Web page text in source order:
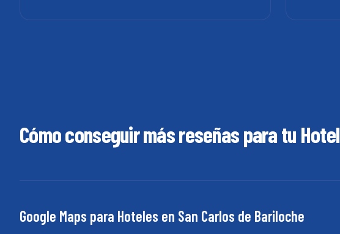
Cómo conseguir más reseñas para tu Hotel
Google Maps para Hoteles en San Carlos de Bariloche